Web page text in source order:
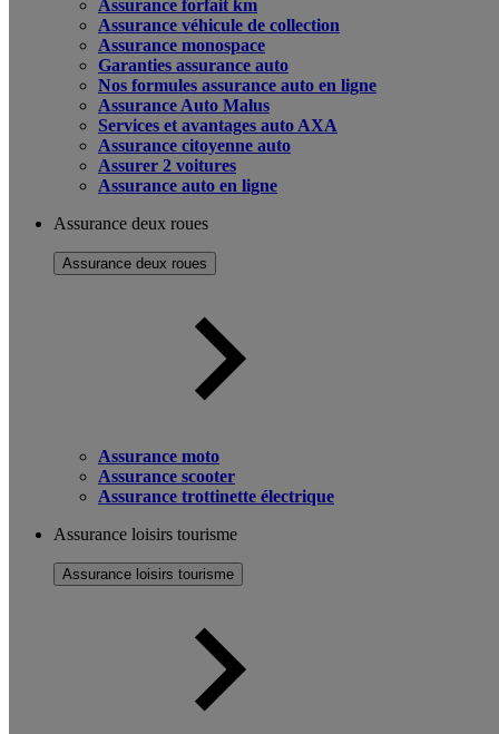
Assurance forfait km
Assurance véhicule de collection
Assurance monospace
Garanties assurance auto
Nos formules assurance auto en ligne
Assurance Auto Malus
Services et avantages auto AXA
Assurance citoyenne auto
Assurer 2 voitures
Assurance auto en ligne
Assurance deux roues
Assurance deux roues
Assurance moto
Assurance scooter
Assurance trottinette électrique
Assurance loisirs tourisme
Assurance loisirs tourisme